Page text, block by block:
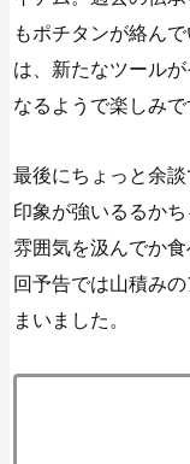
もポチタンが絡ん
は、新たなツール
なるようで楽しみで
最後にちょっと余
印象が強いるるか
雰囲気を汲んでか
回予告では山積み
まいました。